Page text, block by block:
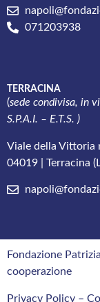
071203938
TERRACINA
(sede condivisa, in
S.P.A.I. – E.T.S. )
Viale della Vittoria
04019 | Terracina
Fondazione
cooperazione
Privacy Policy –